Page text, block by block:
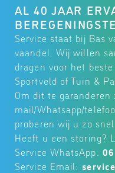
AL 40 JAAR
Service staat bij Bas
vaandel. Wij willen
dragen voor het
Sportveld of Tuin &
Om dit te garanderen
mail/Whatsapp/
proberen wij u zo
Heeft u een storing?
Service WhatsApp:
Service Email: